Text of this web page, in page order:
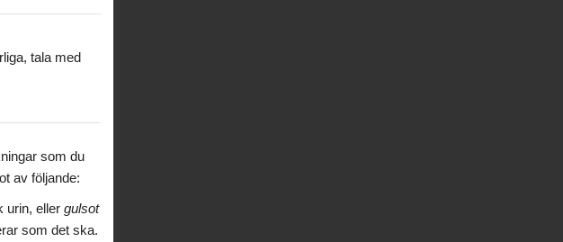
tala med
som du
av följande:
urin, eller gulsot
som det ska.